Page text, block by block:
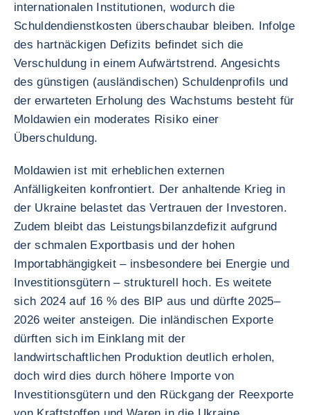
internationalen Institutionen, wodurch die
Schuldendienstkosten überschaubar bleiben. Infolge
des hartnäckigen Defizits befindet sich die
Verschuldung in einem Aufwärtstrend. Angesichts
des günstigen (ausländischen) Schuldenprofils und
der erwarteten Erholung des Wachstums besteht für
Moldawien ein moderates Risiko einer
Überschuldung.
Moldawien ist mit erheblichen externen
Anfälligkeiten konfrontiert. Der anhaltende Krieg in
der Ukraine belastet das Vertrauen der Investoren.
Zudem bleibt das Leistungsbilanzdefizit aufgrund
der schmalen Exportbasis und der hohen
Importabhängigkeit – insbesondere bei Energie und
Investitionsgütern – strukturell hoch. Es weitete
sich 2024 auf 16 % des BIP aus und dürfte 2025–
2026 weiter ansteigen. Die inländischen Exporte
dürften sich im Einklang mit der
landwirtschaftlichen Produktion deutlich erholen,
doch wird dies durch höhere Importe von
Investitionsgütern und den Rückgang der Reexporte